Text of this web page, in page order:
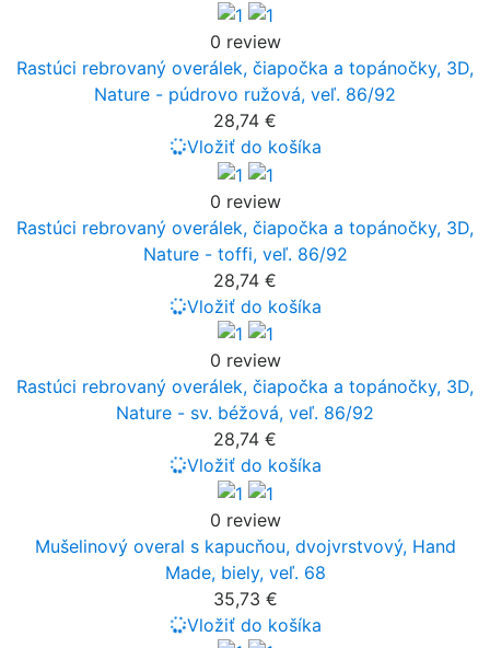
0 review
Rastúci rebrovaný overálek, čiapočka a topánočky, 3D,
Nature - púdrovo ružová, veľ. 86/92
28,74 €
Vložiť do košíka
0 review
Rastúci rebrovaný overálek, čiapočka a topánočky, 3D,
Nature - toffi, veľ. 86/92
28,74 €
Vložiť do košíka
0 review
Rastúci rebrovaný overálek, čiapočka a topánočky, 3D,
Nature - sv. béžová, veľ. 86/92
28,74 €
Vložiť do košíka
0 review
Mušelinový overal s kapucňou, dvojvrstvový, Hand
Made, biely, veľ. 68
35,73 €
Vložiť do košíka